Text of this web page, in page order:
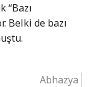
“Bazı
Belki de bazı
Abhazya